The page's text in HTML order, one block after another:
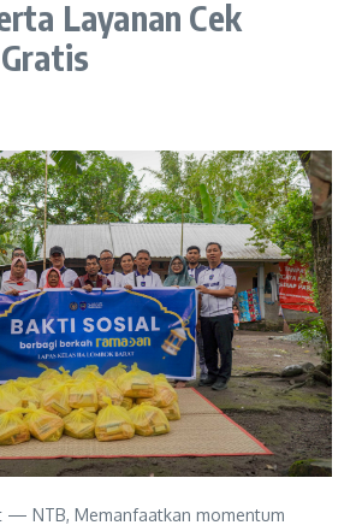
Layanan Cek
— NTB, Memanfaatkan momentum